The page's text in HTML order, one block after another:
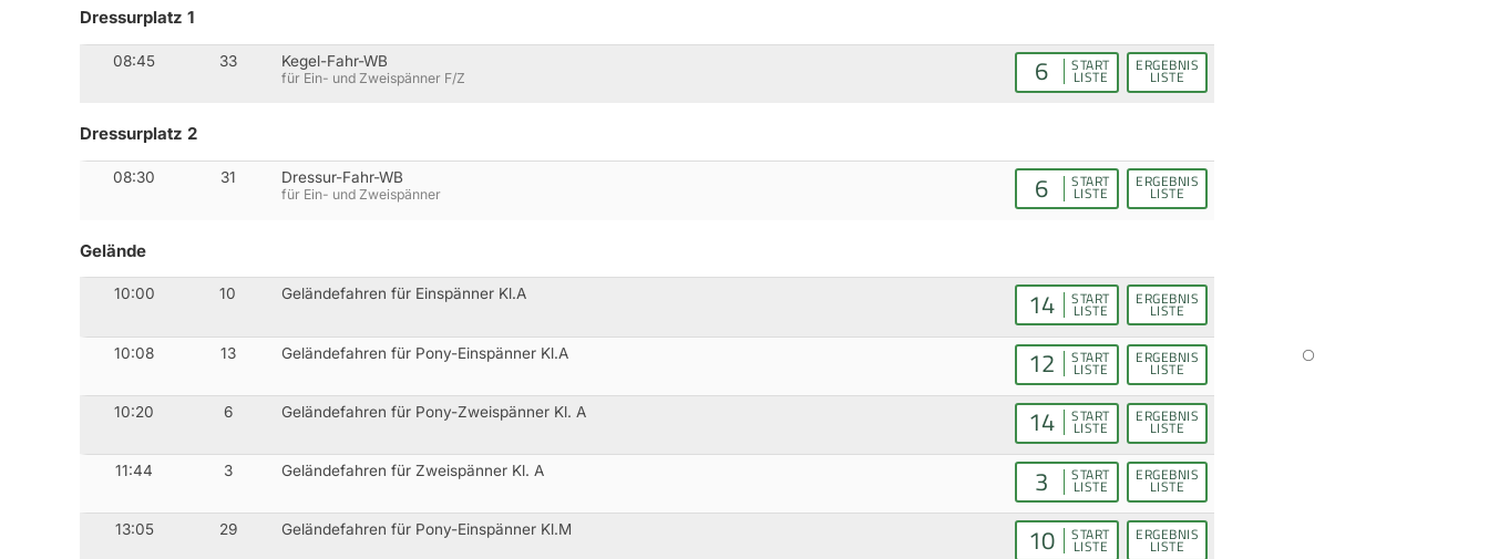
Dressurplatz 1
08:45 33 Kegel-Fahr-WB
für Ein- und Zweispänner F/Z 6 START
LISTE
ERGEBNIS
LISTE
Dressurplatz 2
08:30 31 Dressur-Fahr-WB
für Ein- und Zweispänner 6 START
LISTE
ERGEBNIS
LISTE
Gelände
10:00 10 Geländefahren für Einspänner Kl.A 14 START
LISTE
ERGEBNIS
LISTE
10:08 13 Geländefahren für Pony-Einspänner Kl.A 12 START
LISTE
ERGEBNIS
LISTE
10:20 6 Geländefahren für Pony-Zweispänner Kl. A 14 START
LISTE
ERGEBNIS
LISTE
11:44 3 Geländefahren für Zweispänner Kl. A 3 START
LISTE
ERGEBNIS
LISTE
13:05 29 Geländefahren für Pony-Einspänner Kl.M 10 START
LISTE
ERGEBNIS
LISTE